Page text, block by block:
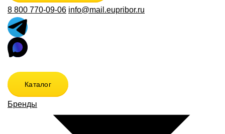
8 800 770-09-06 info@mail.eupribor.ru
Каталог
Бренды